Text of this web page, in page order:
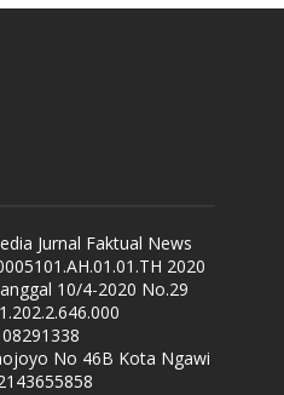
Jurnal Faktual News
2020
10/4-2020 No.29
No 46B Kota Ngawi